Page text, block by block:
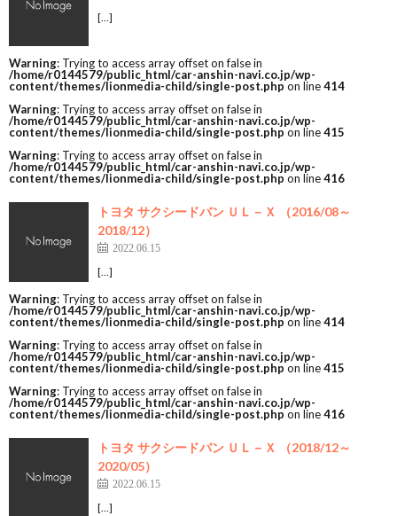
[…]
Warning: Trying to access array offset on false in
/home/r0144579/public_html/car-anshin-navi.co.jp/wp-
content/themes/lionmedia-child/single-post.php on line414
Warning: Trying to access array offset on false in
/home/r0144579/public_html/car-anshin-navi.co.jp/wp-
content/themes/lionmedia-child/single-post.php on line415
Warning: Trying to access array offset on false in
/home/r0144579/public_html/car-anshin-navi.co.jp/wp-
content/themes/lionmedia-child/single-post.php on line416
トヨタ サクシードバン ＵＬ－Ｘ （2016/08～
2018/12）
2022.06.15
[…]
Warning: Trying to access array offset on false in
/home/r0144579/public_html/car-anshin-navi.co.jp/wp-
content/themes/lionmedia-child/single-post.php on line414
Warning: Trying to access array offset on false in
/home/r0144579/public_html/car-anshin-navi.co.jp/wp-
content/themes/lionmedia-child/single-post.php on line415
Warning: Trying to access array offset on false in
/home/r0144579/public_html/car-anshin-navi.co.jp/wp-
content/themes/lionmedia-child/single-post.php on line416
トヨタ サクシードバン ＵＬ－Ｘ （2018/12～
2020/05）
2022.06.15
[…]